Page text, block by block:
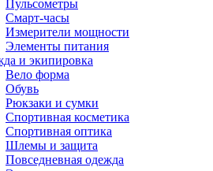
Пульсометры
Смарт-часы
Измерители мощности
Элементы питания
и экипировка
Вело форма
Обувь
Рюкзаки и сумки
Спортивная косметика
Спортивная оптика
Шлемы и защита
Повседневная одежда